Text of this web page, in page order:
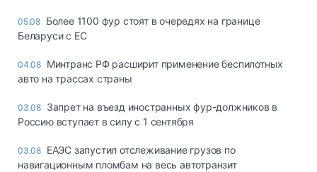
05.08 Более 1100 фур стоят в очередях на границе
Беларуси с ЕС
04.08 Минтранс РФ расширит применение беспилотных
авто на трассах страны
03.08 Запрет на въезд иностранных фур-должников в
Россию вступает в силу с 1 сентября
03.08 ЕАЭС запустил отслеживание грузов по
навигационным пломбам на весь автотранзит